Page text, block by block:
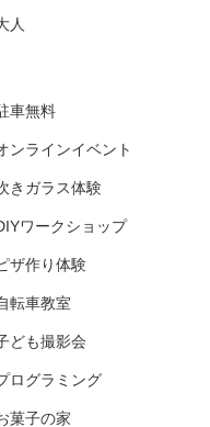
人
車無料
ンラインイベント
きガラス体験
ワークショップ
ザ作り体験
転車教室
ども撮影会
ログラミング
菓子の家